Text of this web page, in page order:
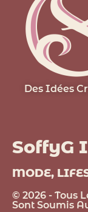
Des Idées
SoffyG
MODE,
© 2026 - Tous
Sont Soumis